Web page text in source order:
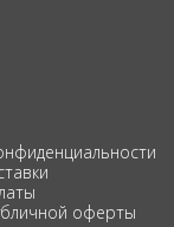
оферты